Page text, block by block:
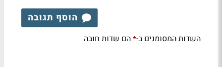
הוסף תגובה
השדות המסומנים ב-*הם שדות חובה